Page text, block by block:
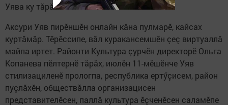
Уява ку тăрăхсем.
Аксури Уяв пирӗншӗн онлайн кăна пулмарӗ, кайсах
куртăмăр. Тӗрӗссипе, вăл куракансемшӗн çеç виртуаллă
майпа иртет. Районти Культура çурчӗн директорӗ Ольга
Копанева пӗлтернӗ тăрăх, июлӗн 11-мӗшӗнче Уяв
стилизациленӗ прологпа, республика ертӳçисем, район
пуçлăхӗн, обществăлла организацисен
представителӗсен, паллă культура ӗçченӗсен саламӗпе